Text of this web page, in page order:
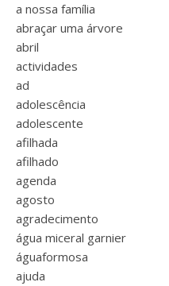
a nossa família
abraçar uma árvore
abril
actividades
ad
adolescência
adolescente
afilhada
afilhado
agenda
agosto
agradecimento
água miceral garnier
águaformosa
ajuda